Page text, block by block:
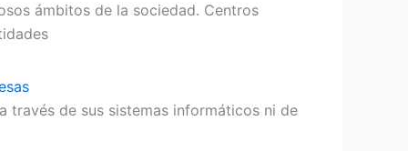
ámbitos de la sociedad. Centros
través de sus sistemas informáticos ni de